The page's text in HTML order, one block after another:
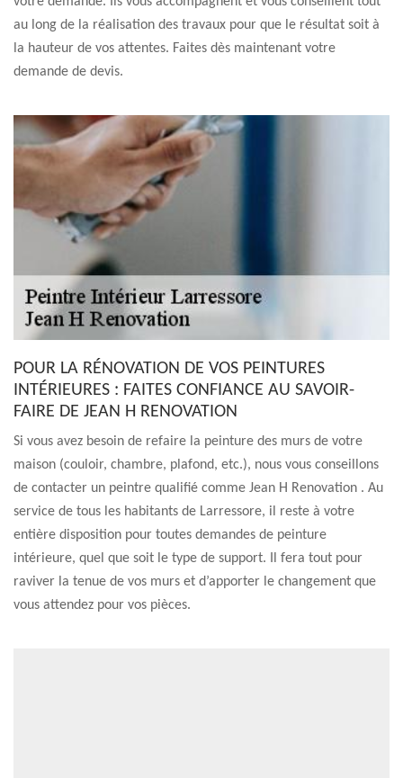
au long de la réalisation des travaux pour que le résultat soit à
la hauteur de vos attentes. Faites dès maintenant votre
demande de devis.
POUR LA RÉNOVATION DE VOS PEINTURES
INTÉRIEURES : FAITES CONFIANCE AU SAVOIR-
FAIRE DE JEAN H RENOVATION
Si vous avez besoin de refaire la peinture des murs de votre
maison (couloir, chambre, plafond, etc.), nous vous conseillons
de contacter un peintre qualifié comme Jean H Renovation . Au
service de tous les habitants de Larressore, il reste à votre
entière disposition pour toutes demandes de peinture
intérieure, quel que soit le type de support. Il fera tout pour
raviver la tenue de vos murs et d’apporter le changement que
vous attendez pour vos pièces.